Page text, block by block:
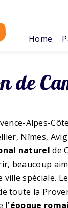
Home
de
Alpes-
Nîmes,
naturel de
beaucoup
spéciale. Le
toute la
l'époque